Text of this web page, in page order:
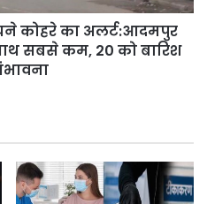
कोहरे का अलर्ट:आदमपुर
सबसे कम, 20 को बारिश